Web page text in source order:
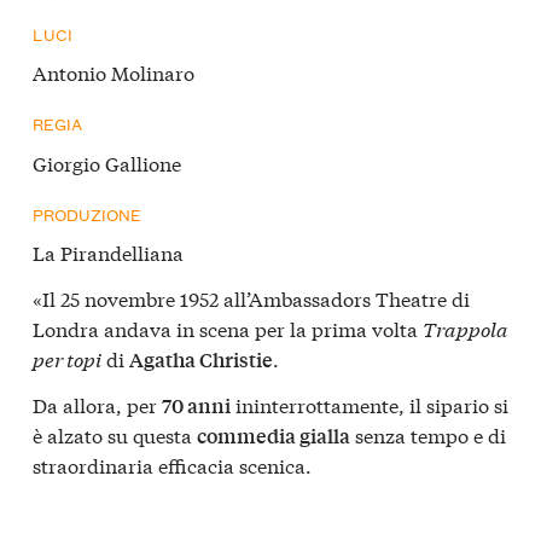
LUCI
Antonio Molinaro
REGIA
Giorgio Gallione
PRODUZIONE
La Pirandelliana
«Il 25 novembre 1952 all’Ambassadors Theatre di
Londra andava in scena per la prima volta Trappola
per topidi Agatha Christie.
Da allora, per70 anni ininterrottamente, il sipario si
è alzato su questa commedia gialla senza tempo e di
straordinaria efficacia scenica.